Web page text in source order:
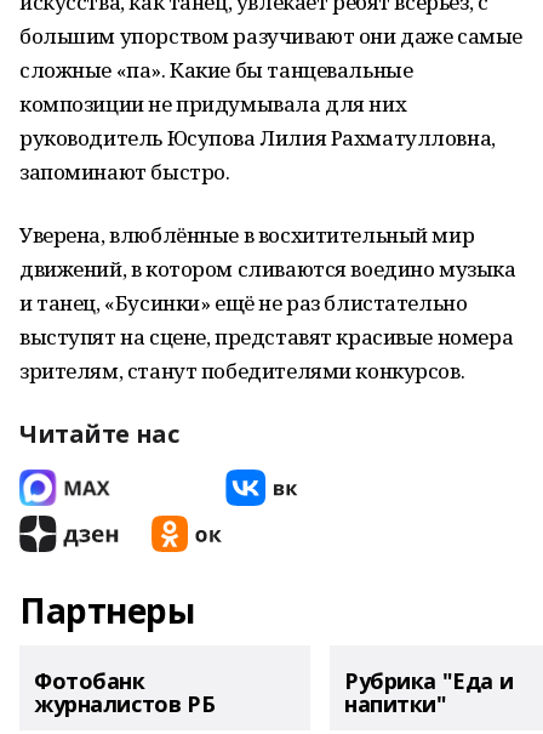
большим упорством разучивают они даже самые
сложные «па». Какие бы танцевальные
композиции не придумывала для них
руководитель Юсупова Лилия Рахматулловна,
запоминают быстро.
Уверена, влюблённые в восхитительный мир
движений, в котором сливаются воедино музыка
и танец, «Бусинки» ещё не раз блистательно
выступят на сцене, представят красивые номера
зрителям, станут победителями конкурсов.
Читайте нас
Партнеры
Фотобанк
журналистов РБ
Рубрика "Еда и
напитки"